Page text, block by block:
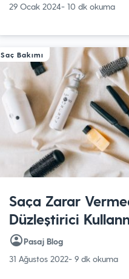
29 Ocak 2024- 10 dk okuma
Saç Bakımı
Saça Zarar
Düzleştirici
Pasaj Blog
31 Ağustos 2022- 9 dk okuma